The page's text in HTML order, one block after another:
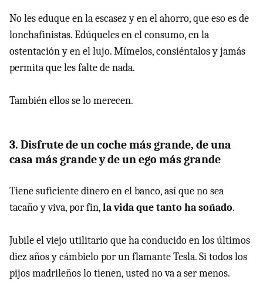
No les eduque en la escasez y en el ahorro, que eso es de
lonchafinistas. Edúqueles en el consumo, en la
ostentación y en el lujo. Mímelos, consiéntalos y jamás
permita que les falte de nada.
También ellos se lo merecen.
3. Disfrute de un coche más grande, de una
casa más grande y de un ego más grande
Tiene suficiente dinero en el banco, así que no sea
tacaño y viva, por fin,la vida que tanto ha soñado.
Jubile el viejo utilitario que ha conducido en los últimos
diez años y cámbielo por un flamante Tesla. Si todos los
pijos madrileños lo tienen, usted no va a ser menos.